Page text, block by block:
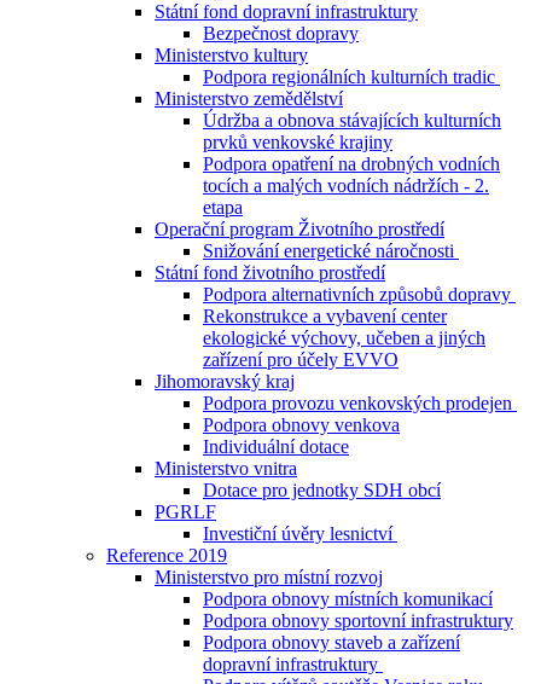
Státní fond dopravní infrastruktury
Bezpečnost dopravy
Ministerstvo kultury
Podpora regionálních kulturních tradic
Ministerstvo zemědělství
Údržba a obnova stávajících kulturních
prvků venkovské krajiny
Podpora opatření na drobných vodních
tocích a malých vodních nádržích - 2.
etapa
Operační program Životního prostředí
Snižování energetické náročnosti
Státní fond životního prostředí
Podpora alternativních způsobů dopravy
Rekonstrukce a vybavení center
ekologické výchovy, učeben a jiných
zařízení pro účely EVVO
Jihomoravský kraj
Podpora provozu venkovských prodejen
Podpora obnovy venkova
Individuální dotace
Ministerstvo vnitra
Dotace pro jednotky SDH obcí
PGRLF
Investiční úvěry lesnictví
Reference 2019
Ministerstvo pro místní rozvoj
Podpora obnovy místních komunikací
Podpora obnovy sportovní infrastruktury
Podpora obnovy staveb a zařízení
dopravní infrastruktury